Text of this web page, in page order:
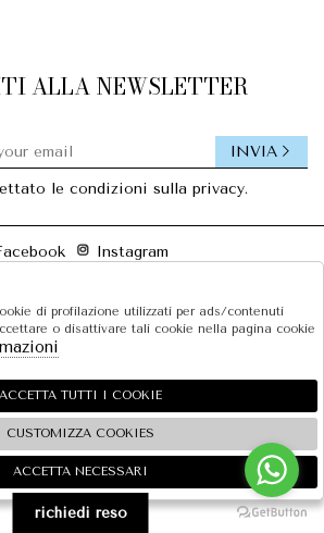
ALLA NEWSLETTER
le condizioni sulla privacy.
INVIA
Instagram
SOLE S.R.L.
SHOPPING
EXTRA
Powered byAteliersocietàgruppo Zucchetti
richiedi reso
di profilazione utilizzati per ads/contenuti
o disattivare tali cookie nella pagina cookie
ACCETTA TUTTI I COOKIE
CUSTOMIZZA COOKIES
ACCETTA NECESSARI